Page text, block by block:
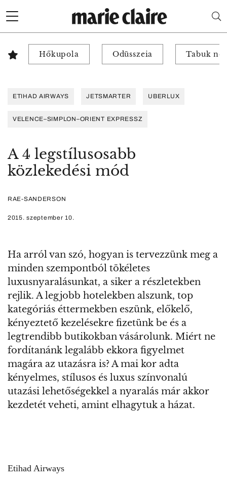
Hőkupola Odüsszeia Tabuk
ETIHAD AIRWAYS JETSMARTER UBERLUX
VELENCE–SIMPLON–ORIENT EXPRESSZ
A 4 legstílusosabb
közlekedési mód
RAE-SANDERSON
2015. szeptember 10.
Ha arról van szó, hogyan is tervezzünk meg a
minden szempontból tökéletes
luxusnyaralásunkat, a siker a részletekben
rejlik. A legjobb hotelekben alszunk, top
kategóriás éttermekben eszünk, előkelő,
kényeztető kezelésekre fizetünk be és a
legtrendibb butikokban vásárolunk. Miért ne
fordítanánk legalább ekkora figyelmet
magára az utazásra is? A mai kor adta
kényelmes, stílusos és luxus színvonalú
utazási lehetőségekkel a nyaralás már akkor
kezdetét veheti, amint elhagytuk a házat.
Etihad Airways